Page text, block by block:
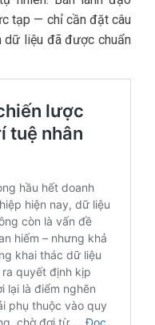
tạp — chỉ cần đặt câu
dữ liệu đã được chuẩn